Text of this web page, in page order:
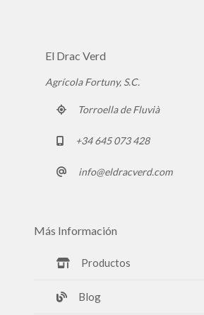
El Drac Verd
Agrícola Fortuny, S.C.
Torroella de Fluvià
+34 645 073 428
info@eldracverd.com
Más Información
Productos
Blog